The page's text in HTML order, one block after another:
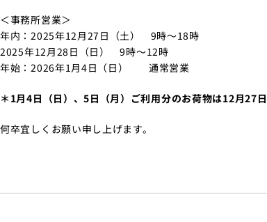
＜事務所営業＞
年内：2025年12月27日（土） 9時～18時
2025年12月28日（日） 9時～12時
年始：2026年1月4日（日） 通常営業
＊1月4日（日）、5日（月）ご利用分のお荷物は12月27
何卒宜しくお願い申し上げます。